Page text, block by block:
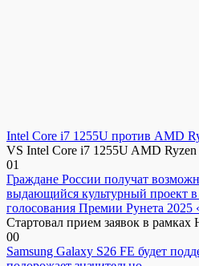
Intel Core i7 1255U против AMD
VS Intel Core i7 1255U AMD
01
Граждане России получат
выдающийся культурный проект
голосования Премии Рунета 2025
Стартовал прием заявок в рамках
00
Samsung Galaxy S26 FE будет